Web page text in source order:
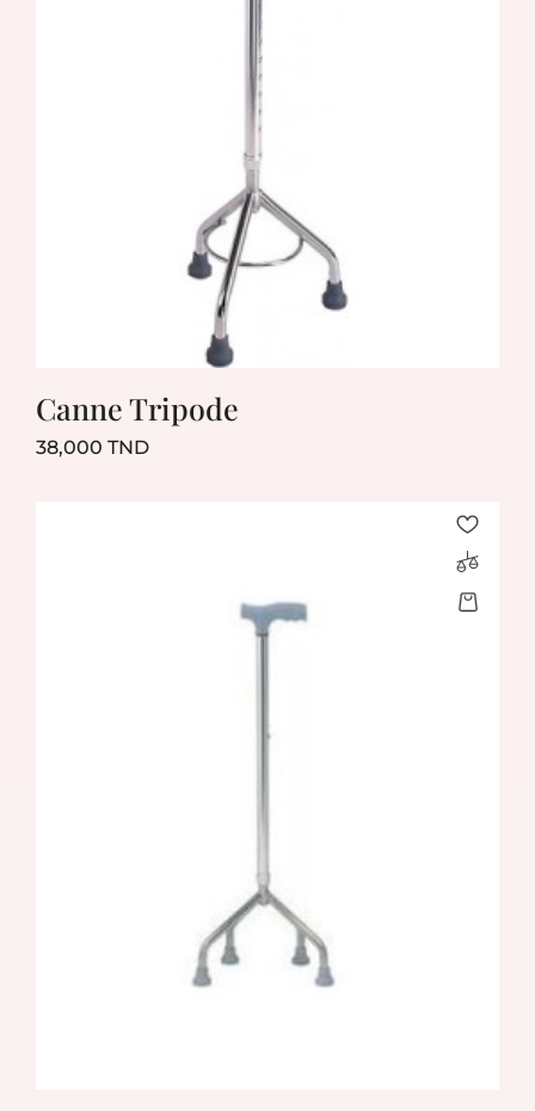
Canne Tripode
38,000 TNDPrix